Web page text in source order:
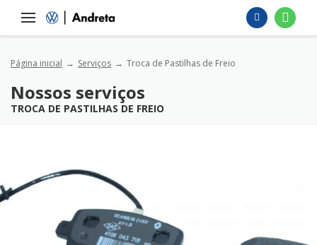
Página inicial Serviços Troca de Pastilhas de Freio
Nossos serviços
TROCA DE PASTILHAS DE FREIO